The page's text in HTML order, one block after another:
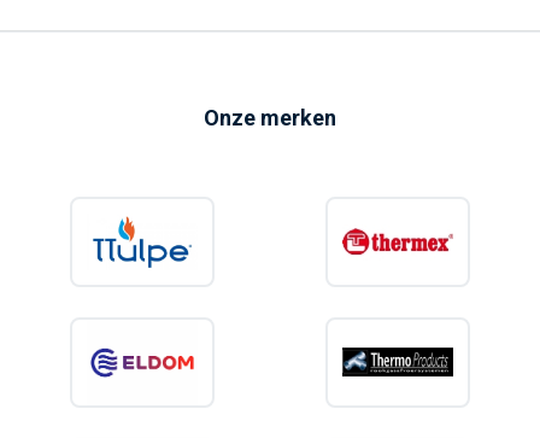
Onze merken